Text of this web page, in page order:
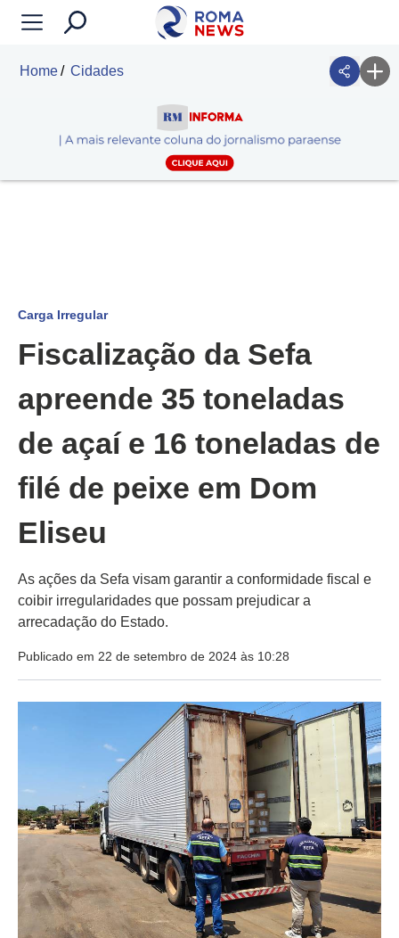
Home Cidades
Carga Irregular
Fiscalização da Sefa
apreende 35 toneladas
de açaí e 16 toneladas de
filé de peixe em Dom
Eliseu
As ações da Sefa visam garantir a conformidade fiscal e
coibir irregularidades que possam prejudicar a
arrecadação do Estado.
Publicado em 22 de setembro de 2024 às 10:28